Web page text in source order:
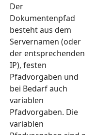
Der
Dokumentenpfad
besteht aus dem
Servernamen (oder
der entsprechenden
IP), festen
Pfadvorgaben und
bei Bedarf auch
variablen
Pfadvorgaben. Die
variablen